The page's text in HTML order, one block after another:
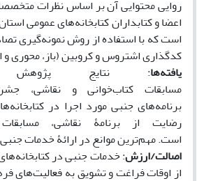
است که با استفاده از روش نمونه‌گیری
کدگذاری اشتروس و کروبین (باز، محوری
یافته‌‌ها: نتایج
مسابقات کتاب‌‌خوانی و نقاشی،
برنامه‌‌های جنبی مورد اجرا در
رضایت از برنامۀ نقاشی،
است. مهم‌‌ترین موانع در ارائۀ خدمات
اصالت/ارزش: خدمات جنبی در
از اوقات فراغت و تشویق به فعالیت‌‌های